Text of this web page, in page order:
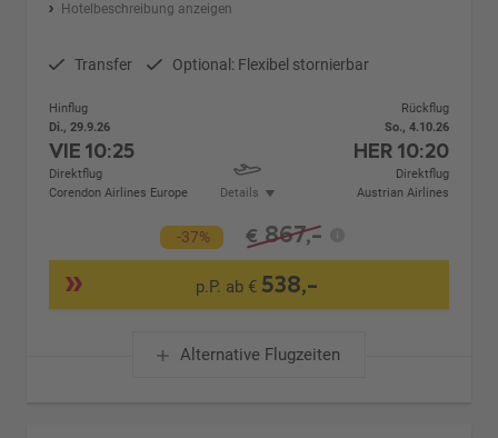
Hotelbeschreibung anzeigen
Transfer Optional: Flexibel stornierbar
Hinflug
Di., 29.9.26
VIE10:25
Direktflug
Corendon Airlines Europe
Details
Rückflug
So., 4.10.26
HER 10:20
Direktflug
Austrian Airlines
-37% € 867,-
p.P. ab € 538,-
Alternative Flugzeiten